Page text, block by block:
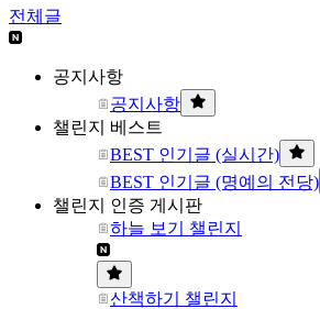
전체글
공지사항
공지사항
챌린지 베스트
BEST 인기글 (실시간)
BEST 인기글 (명예의 전당)
챌린지 인증 게시판
하늘 보기 챌린지
산책하기 챌린지